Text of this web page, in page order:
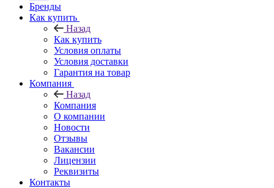
Бренды
Как купить
Назад
Как купить
Условия оплаты
Условия доставки
Гарантия на товар
Компания
Назад
Компания
О компании
Новости
Отзывы
Вакансии
Лицензии
Реквизиты
Контакты